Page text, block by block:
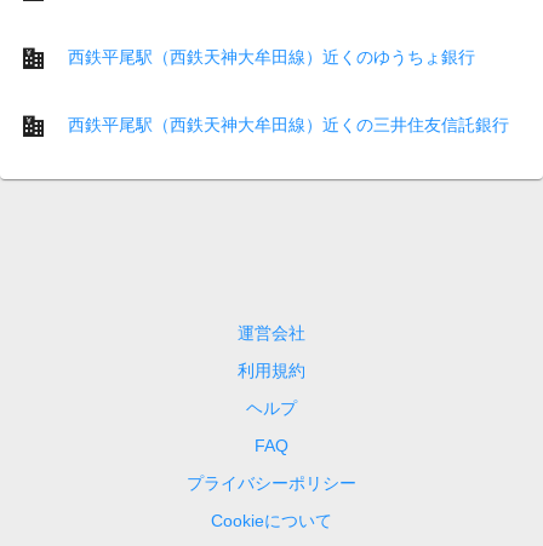
西鉄平尾駅（西鉄天神大牟田線）近くのゆうちょ銀行
西鉄平尾駅（西鉄天神大牟田線）近くの三井住友信託銀行
運営会社
利用規約
ヘルプ
FAQ
プライバシーポリシー
Cookieについて